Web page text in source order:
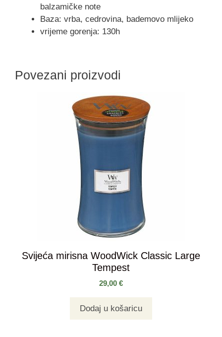
balzamičke note
Baza: vrba, cedrovina, bademovo mlijeko
vrijeme gorenja: 130h
Povezani proizvodi
Svijeća mirisna WoodWick Classic Large
Tempest
29,00 €
Dodaj u košaricu